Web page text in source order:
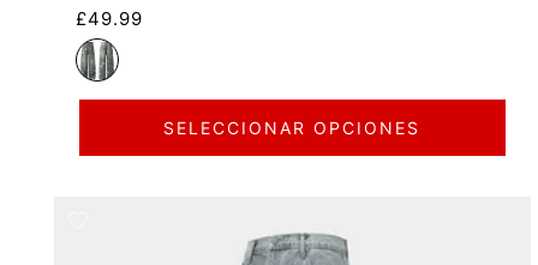
Precio habitual
£49.99
SELECCIONAR OPCIONES